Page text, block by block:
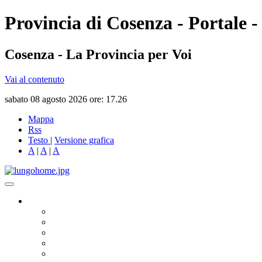
Provincia di Cosenza - Portale
Cosenza - La Provincia per Voi
Vai al contenuto
sabato 08 agosto 2026 ore: 17.26
Mappa
Rss
Testo | Versione grafica
A | A | A